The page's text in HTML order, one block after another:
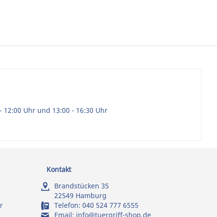
Uhr und 13:00 - 16:30 Uhr
Kontakt
Brandstücken 35
22549 Hamburg
Telefon: 040 524 777 6555
Email: info@tuergriff-shop.de